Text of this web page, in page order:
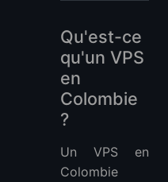
Qu'est-ce
qu'un VPS
en
Colombie
?
Un VPS en
Colombie